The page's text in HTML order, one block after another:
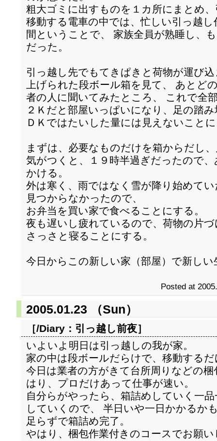
粗大ゴミに出すものを１カ所にまとめ
移動する電車の中では、忙しい引っ越
間ということで、 家族全員が熟睡し、
だった。
引っ越し先でもてきぱきと荷物が運び
上げられた段ボール箱を見て、 あとど
者の人に聞いてみたところ、 これで全
２Ｋだと部屋いっぱいになり、足の踏
ＤＫではたいした量には見えないこと
まずは、必要なものだけを箱からだし
気がつくと、１９時半過ぎだったので
かける。
外は寒く、雨ではなく雪が降り始めて
見つからなかったので、
お弁当を買い家で食べることにする。
夜も遅いし疲れているので、荷物の片
さっさと寝ることにする。
今日からこの新しい家（部屋）で新しい
Posted at
2005.01.23 （Sun）
［/Diary： 引っ越し前夜］
いよいよ明日は引っ越しの我が家。
家の中は段ボールだらけで、移動する
今日は業者の方がきて台所周りなどの
はり、プロだけあって仕事が速い。
自分らがやったら、箱詰めしていく一
していくので、 半日いや一日かかるか
足らずで箱詰め完了。
やはり、梱包作業付きのコースでお願